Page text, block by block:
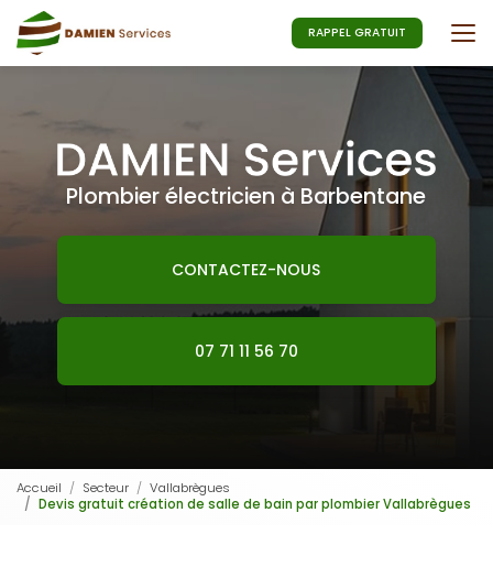
au
contenu
principal
RAPPEL GRATUIT
Plombier électricien à Barbentane
CONTACTEZ-NOUS
07 71 11 56 70
Accueil Secteur
Vallabrègues
Devis gratuit création de salle de bain par plombier Vallabrègues